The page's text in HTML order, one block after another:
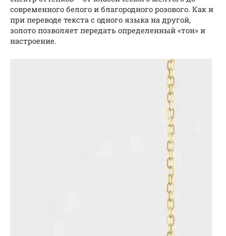
современного белого и благородного розового. Как и
при переводе текста с одного языка на другой,
золото позволяет передать определенный «тон» и
настроение.